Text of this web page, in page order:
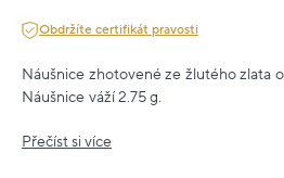
Obdržíte certifikát pravosti
Náušnice zhotovené ze žlutého zlata
Náušnice váží 2.75 g.
Přečíst si více